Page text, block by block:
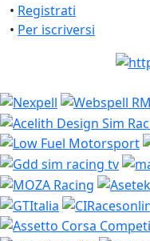
• Registrati
• Per iscriversi